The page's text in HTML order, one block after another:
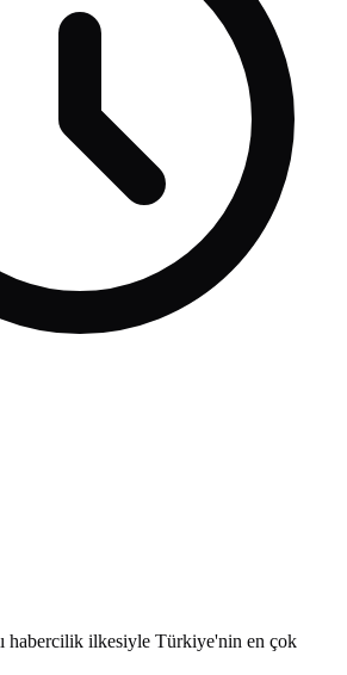
habercilik ilkesiyle Türkiye'nin en çok